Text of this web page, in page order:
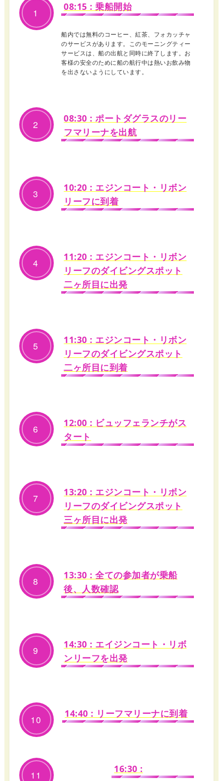
1 08:15 : 乗船開始
船内では無料のコーヒー、紅茶、フォカッチャ
のサービスがあります。このモーニングティー
サービスは、船の出航と同時に終了します。お
客様の安全のために船の航行中は熱いお飲み物
を出さないようにしています。
2
08:30 : ポートダグラスのリー
フマリーナを出航
3
10:20 : エジンコート・リボン
リーフに到着
4
11:20 : エジンコート・リボン
リーフのダイビングスポット
二ヶ所目に出発
5
11:30 : エジンコート・リボン
リーフのダイビングスポット
二ヶ所目に到着
6
12:00 : ビュッフェランチがス
タート
7
13:20 : エジンコート・リボン
リーフのダイビングスポット
三ヶ所目に出発
8
13:30 : 全ての参加者が乗船
後、人数確認
9
14:30 : エイジンコート・リボ
ンリーフを出発
10 14:40 : リーフマリーナに到着
11 16:30 :